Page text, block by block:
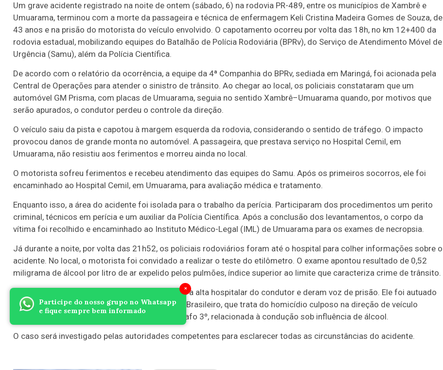
×
Participe do nosso grupo no Whatsapp
e fique sempre bem informado
Um grave acidente registrado na noite de ontem (sábado, 6) na rodovia PR-489, entre os municípios de Xambrê e
Umuarama, terminou com a morte da passageira e técnica de enfermagem Keli Cristina Madeira Gomes de Souza, de
43 anos e na prisão do motorista do veículo envolvido. O capotamento ocorreu por volta das 18h, no km 12+400 da
rodovia estadual, mobilizando equipes do Batalhão de Polícia Rodoviária (BPRv), do Serviço de Atendimento Móvel de
Urgência (Samu), além da Polícia Científica.
De acordo com o relatório da ocorrência, a equipe da 4ª Companhia do BPRv, sediada em Maringá, foi acionada pela
Central de Operações para atender o sinistro de trânsito. Ao chegar ao local, os policiais constataram que um
automóvel GM Prisma, com placas de Umuarama, seguia no sentido Xambrê–Umuarama quando, por motivos que
serão apurados, o condutor perdeu o controle da direção.
O veículo saiu da pista e capotou à margem esquerda da rodovia, considerando o sentido de tráfego. O impacto
provocou danos de grande monta no automóvel. A passageira, que prestava serviço no Hospital Cemil, em
Umuarama, não resistiu aos ferimentos e morreu ainda no local.
O motorista sofreu ferimentos e recebeu atendimento das equipes do Samu. Após os primeiros socorros, ele foi
encaminhado ao Hospital Cemil, em Umuarama, para avaliação médica e tratamento.
Enquanto isso, a área do acidente foi isolada para o trabalho da perícia. Participaram dos procedimentos um perito
criminal, técnicos em perícia e um auxiliar da Polícia Científica. Após a conclusão dos levantamentos, o corpo da
vítima foi recolhido e encaminhado ao Instituto Médico-Legal (IML) de Umuarama para os exames de necropsia.
Já durante a noite, por volta das 21h52, os policiais rodoviários foram até o hospital para colher informações sobre o
acidente. No local, o motorista foi convidado a realizar o teste do etilômetro. O exame apontou resultado de 0,52
miligrama de álcool por litro de ar expelido pelos pulmões, índice superior ao limite que caracteriza crime de trânsito.
Diante da constatação, os policiais aguardaram a alta hospitalar do condutor e deram voz de prisão. Ele foi autuado
com base no artigo 302 do Código de Trânsito Brasileiro, que trata do homicídio culposo na direção de veículo
automotor, com a agravante prevista no parágrafo 3º, relacionada à condução sob influência de álcool.
O caso será investigado pelas autoridades competentes para esclarecer todas as circunstâncias do acidente.